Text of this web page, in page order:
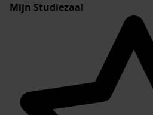
Mijn Studiezaal